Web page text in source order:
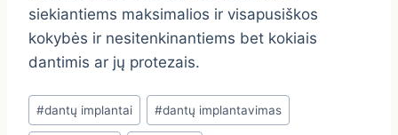
siekiantiems maksimalios ir visapusiškos
kokybės ir nesitenkinantiems bet kokiais
dantimis ar jų protezais.
Post
Tags:
#dantų implantai #dantų implantavimas